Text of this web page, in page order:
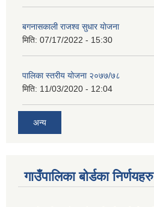
बगनासकाली राजश्व सुधार याेजना
मिति: 07/17/2022 - 15:30
पालिका स्तरीय योजना २०७७/७८
मिति: 11/03/2020 - 12:04
अन्य
गाउँपालिका बोर्डका निर्णयहरु